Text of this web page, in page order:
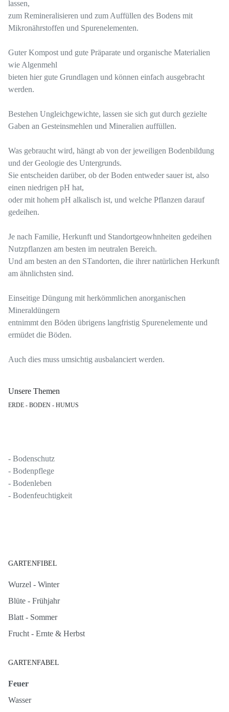
lassen,
zum Remineralisieren und zum Auffüllen des Bodens mit
Mikronährstoffen und Spurenelementen.
Guter Kompost und gute Präparate und organische Materialien
wie Algenmehl
bieten hier gute Grundlagen und können einfach ausgebracht
werden.
Bestehen Ungleichgewichte, lassen sie sich gut durch gezielte
Gaben an Gesteinsmehlen und Mineralien auffüllen.
Was gebraucht wird, hängt ab von der jeweiligen Bodenbildung
und der Geologie des Untergrunds.
Sie entscheiden darüber, ob der Boden entweder sauer ist, also
einen niedrigen pH hat,
oder mit hohem pH alkalisch ist, und welche Pflanzen darauf
gedeihen.
Je nach Familie, Herkunft und Standortgeowhnheiten gedeihen
Nutzpflanzen am besten im neutralen Bereich.
Und am besten an den STandorten, die ihrer natürlichen Herkunft
am ähnlichsten sind.
Einseitige Düngung mit herkömmlichen anorganischen
Mineraldüngern
entnimmt den Böden übrigens langfristig Spurenelemente und
ermüdet die Böden.
Auch dies muss umsichtig ausbalanciert werden.
Unsere Themen
ERDE - BODEN - HUMUS
- Bodenschutz
- Bodenpflege
- Bodenleben
- Bodenfeuchtigkeit
GARTENFIBEL
Wurzel - Winter
Blüte - Frühjahr
Blatt - Sommer
Frucht - Ernte & Herbst
GARTENFABEL
Feuer
Wasser